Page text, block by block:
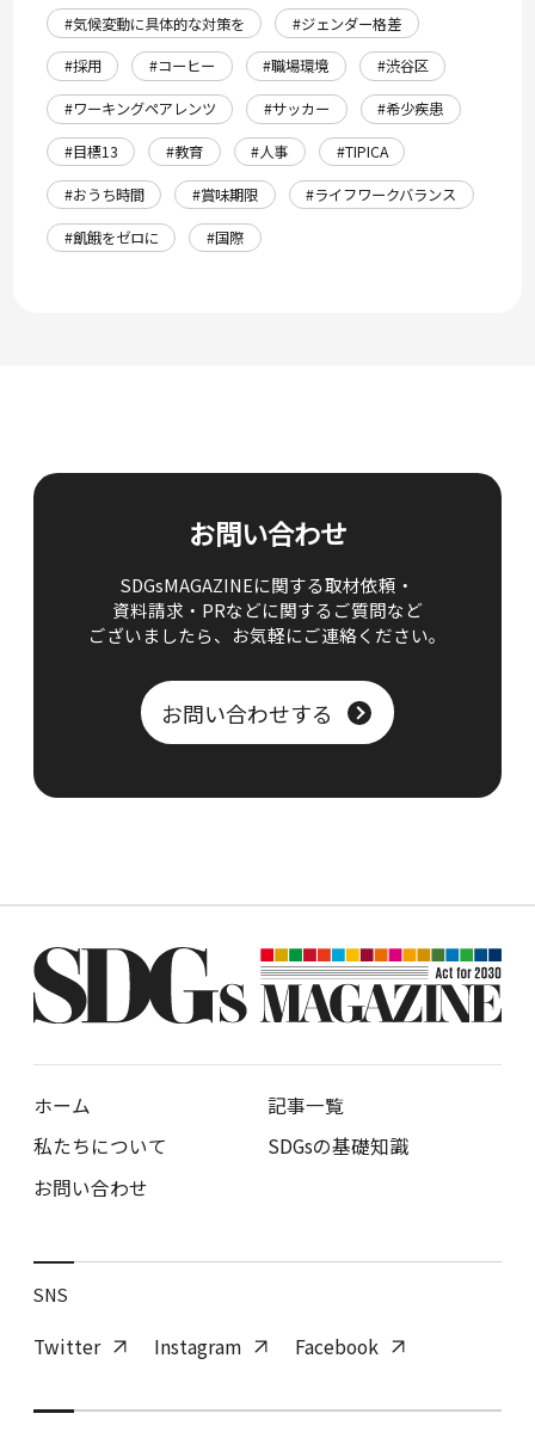
#気候変動に具体的な対策を
#ジェンダー格差
#採用
#コーヒー #職場環境
#渋谷区
#ワーキングペアレンツ
#サッカー
#希少疾患
#目標13
#教育 #人事
#TIPICA
#おうち時間
#賞味期限
#ライフワークバランス
#飢餓をゼロに
#国際
お問い合わせ
SDGsMAGAZINEに関する取材依頼・
資料請求・PRなどに関するご質問など
ございましたら、 お気軽にご連絡ください。
お問い合わせする
ホーム
記事一覧
私たちについて
SDGsの基礎知識
お問い合わせ
SNS
Twitter Instagram Facebook